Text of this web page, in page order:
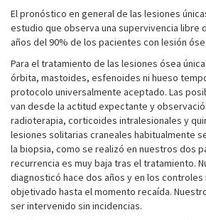
El pronóstico en general de las lesiones
estudio que observa una supervivencia libre
años del 90% de los pacientes con lesión
Para el tratamiento de las lesiones ósea
órbita, mastoides, esfenoides ni hueso
protocolo universalmente aceptado. Las
van desde la actitud expectante y
radioterapia, corticoides intralesionales y
lesiones solitarias craneales habitualmente
la biopsia, como se realizó en nuestros dos
recurrencia es muy baja tras el tratamiento.
diagnosticó hace dos años y en los controles
objetivado hasta el momento recaída.
ser intervenido sin incidencias.